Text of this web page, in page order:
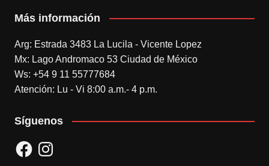
Más información
Arg: Estrada 3483 La Lucila - Vicente Lopez
Mx: Lago Andromaco 53 Ciudad de México
Ws: +54 9 11 55777684
Atención: Lu - Vi 8:00 a.m.- 4 p.m.
Síguenos
FacebookInstagram